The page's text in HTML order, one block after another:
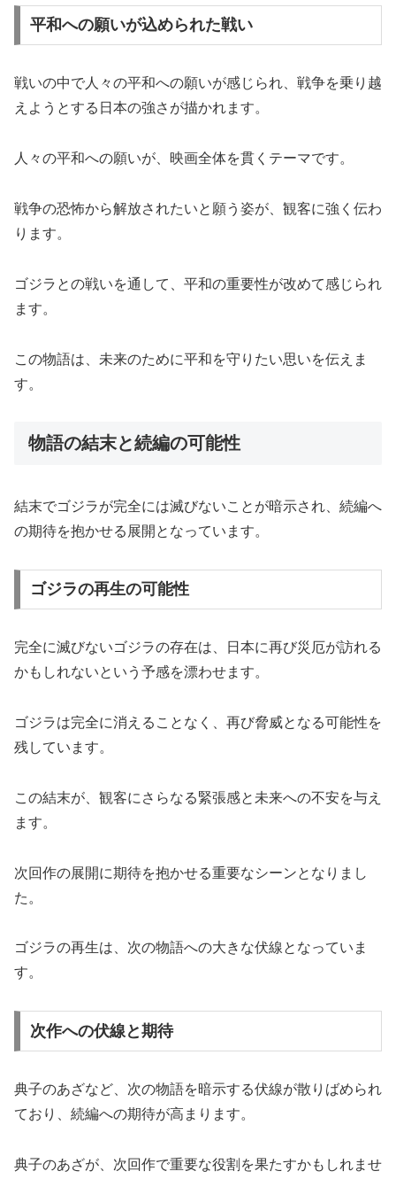
平和への願いが込められた戦い
戦いの中で人々の平和への願いが感じられ、戦争を乗り越
えようとする日本の強さが描かれます。
人々の平和への願いが、映画全体を貫くテーマです。
戦争の恐怖から解放されたいと願う姿が、観客に強く伝わ
ります。
ゴジラとの戦いを通して、平和の重要性が改めて感じられ
ます。
この物語は、未来のために平和を守りたい思いを伝えま
す。
物語の結末と続編の可能性
結末でゴジラが完全には滅びないことが暗示され、続編へ
の期待を抱かせる展開となっています。
ゴジラの再生の可能性
完全に滅びないゴジラの存在は、日本に再び災厄が訪れる
かもしれないという予感を漂わせます。
ゴジラは完全に消えることなく、再び脅威となる可能性を
残しています。
この結末が、観客にさらなる緊張感と未来への不安を与え
ます。
次回作の展開に期待を抱かせる重要なシーンとなりまし
た。
ゴジラの再生は、次の物語への大きな伏線となっていま
す。
次作への伏線と期待
典子のあざなど、次の物語を暗示する伏線が散りばめられ
ており、続編への期待が高まります。
典子のあざが、次回作で重要な役割を果たすかもしれませ